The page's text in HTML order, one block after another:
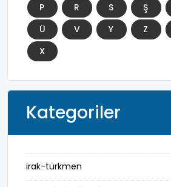
P
R S Ş
Ü
V Y Z
X
Kategoriler
irak-türkmen